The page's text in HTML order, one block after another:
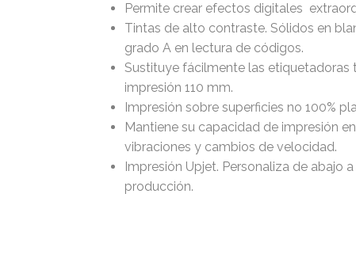
Permite crear efectos digitales
Tintas de alto contraste. Sólidos en
grado A en lectura de códigos.
Sustituye fácilmente las etiquetadoras
impresión 110 mm.
Impresión sobre superficies no 100%
Mantiene su capacidad de impresión
vibraciones y cambios de velocidad.
Impresión Upjet. Personaliza de abajo
producción.